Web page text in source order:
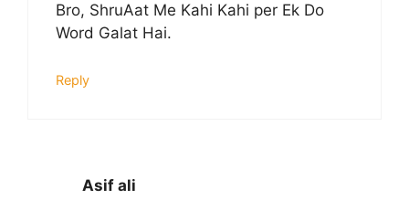
Bro, ShruAat Me Kahi Kahi per Ek Do
Word Galat Hai.
Reply
Asif ali